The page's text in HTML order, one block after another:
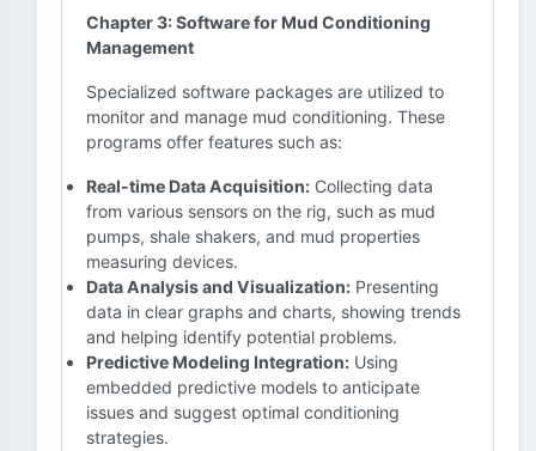
Chapter 3: Software for Mud Conditioning
Management
Specialized software packages are utilized to
monitor and manage mud conditioning. These
programs offer features such as:
Real-time Data Acquisition: Collecting data
from various sensors on the rig, such as mud
pumps, shale shakers, and mud properties
measuring devices.
Data Analysis and Visualization: Presenting
data in clear graphs and charts, showing trends
and helping identify potential problems.
Predictive Modeling Integration: Using
embedded predictive models to anticipate
issues and suggest optimal conditioning
strategies.